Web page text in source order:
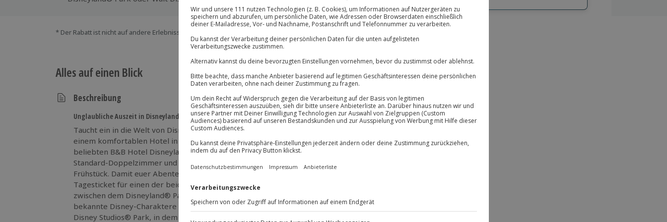
Große Auswahl
Über 9.000 Erlebnisse.
Volle Flexibilität
Jeder Gutschein für alle Erlebnisse einlösbar.
10 Jahre gültig & verlängerbar.
* Der Rabatt ist nicht auf andere Erlebnisse bei der Einlösung übertragbar.
Alles auf einen Blick
Beschreibung
Unglaubliche Auszeit in Disneyland® Paris!
Taucht ein in die Welt von Disneyland® Paris und verbringt 2 Nächte in
einem komfortablen Hotel in direkter Nähe zum Park – zum Beispiel im
beliebten B&B Hotel Disneyland® Paris. Freut euch auf ein gemütliches
Standard-Doppelzimmer und startet den Tag mit einem ausgiebigen
Frühstück. Damit euer Abenteuer perfekt wird, ist pro Person ein
Tagesticket für einen der beiden Themenparks inklusive. Entscheidet euch
zwischen dem Disneyland® Park, wo euch ikonische Attraktionen und
bekannte Disney-Charaktere erwarten, oder den actiongeladenen Walt
Disney Studios® Park, in dem Film- und Animationsfans auf ihre Kosten